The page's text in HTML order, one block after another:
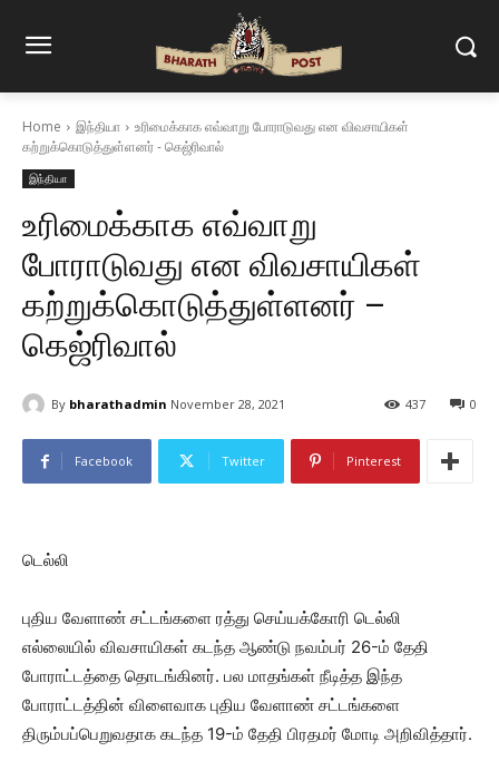
Home இந்தியா
உரிமைக்காக எவ்வாறு போராடுவது என விவசாயிகள்
கற்றுக்கொடுத்துள்ளனர் - கெஜ்ரிவால்
இந்தியா
உரிமைக்காக எவ்வாறு
போராடுவது என விவசாயிகள்
கற்றுக்கொடுத்துள்ளனர் –
கெஜ்ரிவால்
By bharathadmin November 28, 2021 0
437
Facebook Twitter Pinterest
டெல்லி
புதிய வேளாண் சட்டங்களை ரத்து செய்யக்கோரி டெல்லி
எல்லையில் விவசாயிகள் கடந்த ஆண்டு நவம்பர் 26-ம் தேதி
போராட்டத்தை தொடங்கினர். பல மாதங்கள் நீடித்த இந்த
போராட்டத்தின் விளைவாக புதிய வேளாண் சட்டங்களை
திரும்பப்பெறுவதாக கடந்த 19-ம் தேதி பிரதமர் மோடி அறிவித்தார்.